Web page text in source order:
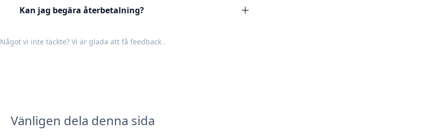
Kan jag begära återbetalning?
Något vi inte täckte? Vi är glada att få feedback .
Vänligen dela denna sida